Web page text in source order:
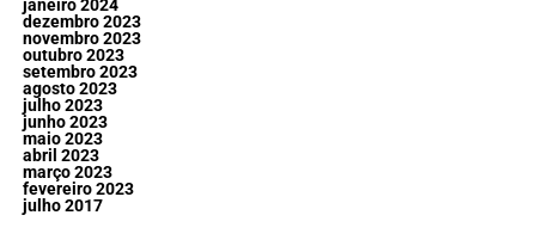
janeiro 2024
dezembro 2023
novembro 2023
outubro 2023
setembro 2023
agosto 2023
julho 2023
junho 2023
maio 2023
abril 2023
março 2023
fevereiro 2023
julho 2017